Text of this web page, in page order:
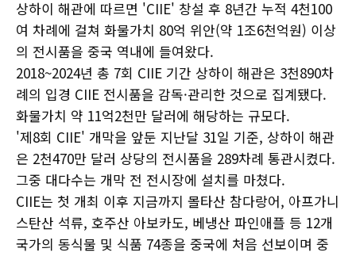
상하이 해관에 따르면 'CIIE' 창설 후 8년간 누적 4천100
여 차례에 걸쳐 화물가치 80억 위안(약 1조6천억원) 이상
의 전시품을 중국 역내에 들여왔다.
2018~2024년 총 7회 CIIE 기간 상하이 해관은 3천890차
례의 입경 CIIE 전시품을 감독·관리한 것으로 집계됐다.
화물가치 약 11억2천만 달러에 해당하는 규모다.
'제8회 CIIE' 개막을 앞둔 지난달 31일 기준, 상하이 해관
은 2천470만 달러 상당의 전시품을 289차례 통관시켰다.
그중 대다수는 개막 전 전시장에 설치를 마쳤다.
CIIE는 첫 개최 이후 지금까지 몰타산 참다랑어, 아프가니
스탄산 석류, 호주산 아보카도, 베냉산 파인애플 등 12개
국가의 동식물 및 식품 74종을 중국에 처음 선보이며 중